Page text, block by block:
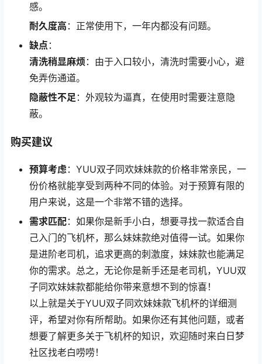
感。
耐久度高 ：正常使用下，一年内都没有问题。
缺点 ：
清洗稍显麻烦 ：由于入口较小，清洗时需要小心，避
免弄伤通道。
隐蔽性不足 ：外观较为逼真，在使用时需要注意隐
蔽。
购买建议
预算考虑：YUU双子同欢妹妹款的价格非常亲民，一
份价格就能享受到两种不同的体验。对于预算有限的
用户来说，这是一个非常不错的选择。
需求匹配：如果你是新手小白，想要寻找一款适合自
己入门的飞机杯，那么妹妹款绝对值得一试。如果你
是进阶老司机，追求更高的刺激度，妹妹款也能满足
你的需求。总之，无论你是新手还是老司机，YUU双
子同欢妹妹款都能给你带来意想不到的惊喜！
以上就是关于YUU双子同欢妹妹款飞机杯的详细测
评，希望对你有所帮助。如果你还有其他问题，或者
想要了解更多关于飞机杯的知识，欢迎随时来白日梦
社区找老白唠唠！